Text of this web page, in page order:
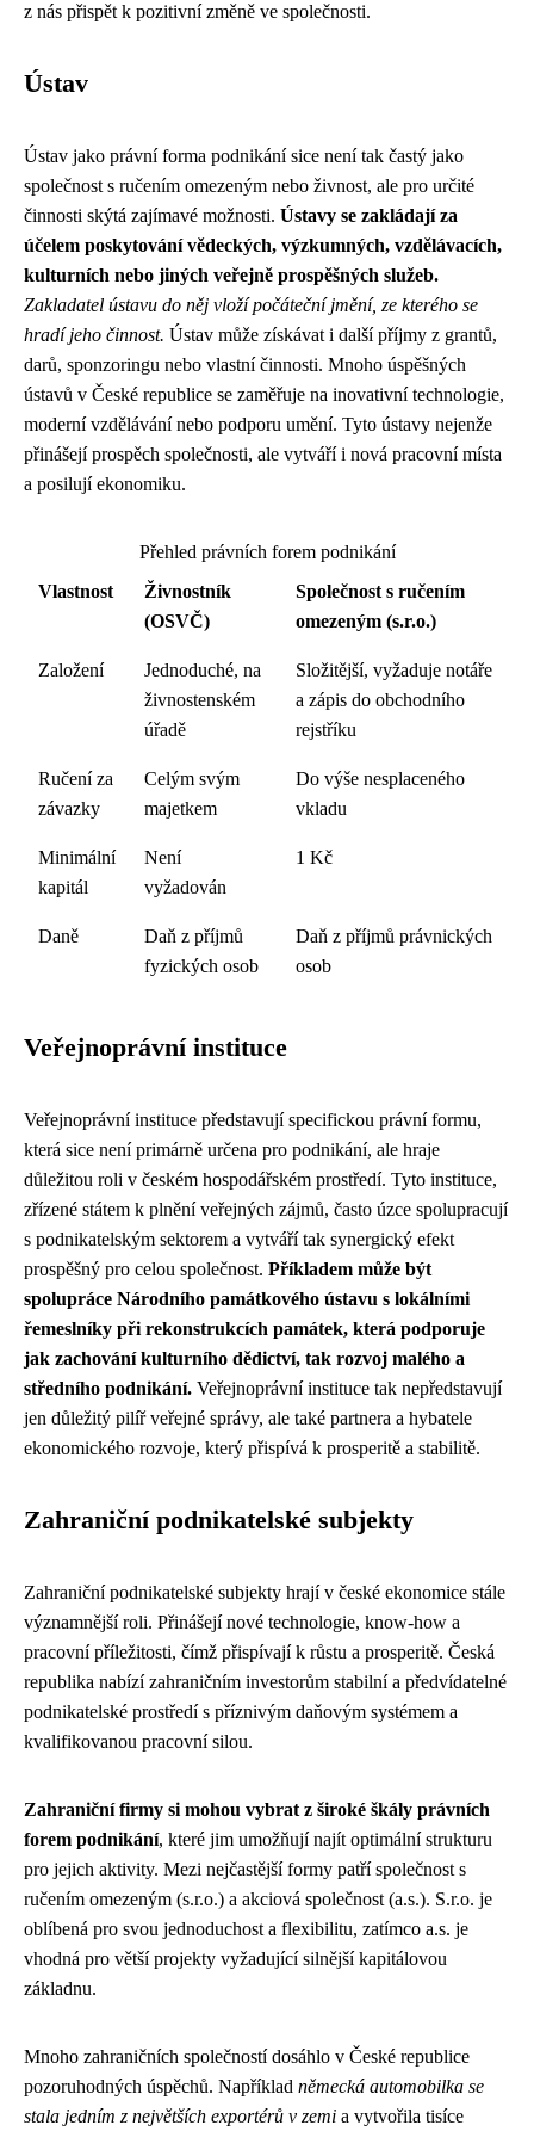
z nás přispět k pozitivní změně ve společnosti.
Ústav
Ústav jako právní forma podnikání sice není tak častý jako
společnost s ručením omezeným nebo živnost, ale pro určité
činnosti skýtá zajímavé možnosti. Ústavy se zakládají za
účelem poskytování vědeckých, výzkumných, vzdělávacích,
kulturních nebo jiných veřejně prospěšných služeb.
Zakladatel ústavu do něj vloží počáteční jmění, ze kterého se
hradí jeho činnost. Ústav může získávat i další příjmy z grantů,
darů, sponzoringu nebo vlastní činnosti. Mnoho úspěšných
ústavů v České republice se zaměřuje na inovativní technologie,
moderní vzdělávání nebo podporu umění. Tyto ústavy nejenže
přinášejí prospěch společnosti, ale vytváří i nová pracovní místa
a posilují ekonomiku.
Přehled právních forem podnikání
Vlastnost
Živnostník
(OSVČ)
Společnost s ručením
omezeným (s.r.o.)
Založení
Jednoduché, na
živnostenském
úřadě
Složitější, vyžaduje notáře
a zápis do obchodního
rejstříku
Ručení za
závazky
Celým svým
majetkem
Do výše nesplaceného
vkladu
Minimální
kapitál
Není
vyžadován
1 Kč
Daně
Daň z příjmů
fyzických osob
Daň z příjmů právnických
osob
Veřejnoprávní instituce
Veřejnoprávní instituce představují specifickou právní formu,
která sice není primárně určena pro podnikání, ale hraje
důležitou roli v českém hospodářském prostředí. Tyto instituce,
zřízené státem k plnění veřejných zájmů, často úzce spolupracují
s podnikatelským sektorem a vytváří tak synergický efekt
prospěšný pro celou společnost. Příkladem může být
spolupráce Národního památkového ústavu s lokálními
řemeslníky při rekonstrukcích památek, která podporuje
jak zachování kulturního dědictví, tak rozvoj malého a
středního podnikání. Veřejnoprávní instituce tak nepředstavují
jen důležitý pilíř veřejné správy, ale také partnera a hybatele
ekonomického rozvoje, který přispívá k prosperitě a stabilitě.
Zahraniční podnikatelské subjekty
Zahraniční podnikatelské subjekty hrají v české ekonomice stále
významnější roli. Přinášejí nové technologie, know-how a
pracovní příležitosti, čímž přispívají k růstu a prosperitě. Česká
republika nabízí zahraničním investorům stabilní a předvídatelné
podnikatelské prostředí s příznivým daňovým systémem a
kvalifikovanou pracovní silou.
Zahraniční firmy si mohou vybrat z široké škály právních
forem podnikání, které jim umožňují najít optimální strukturu
pro jejich aktivity. Mezi nejčastější formy patří společnost s
ručením omezeným (s.r.o.) a akciová společnost (a.s.). S.r.o. je
oblíbená pro svou jednoduchost a flexibilitu, zatímco a.s. je
vhodná pro větší projekty vyžadující silnější kapitálovou
základnu.
Mnoho zahraničních společností dosáhlo v České republice
pozoruhodných úspěchů. Například německá automobilka se
stala jedním z největších exportérů v zemi a vytvořila tisíce